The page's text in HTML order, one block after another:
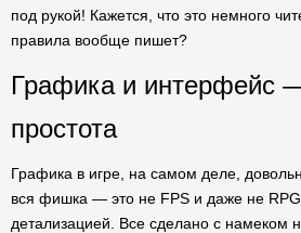
под рукой! Кажется, что это немного
правила вообще пишет?
Графика и интерфейс
простота
Графика в игре, на самом деле,
вся фишка — это не FPS и даже не
детализацией. Все сделано с намеком